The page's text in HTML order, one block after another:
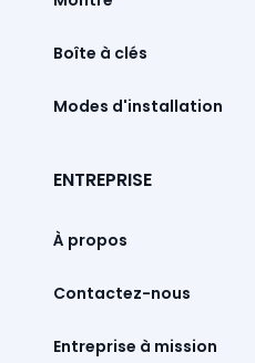
Boîte à clés
Modes d'installation
ENTREPRISE
À propos
Contactez-nous
Entreprise à mission